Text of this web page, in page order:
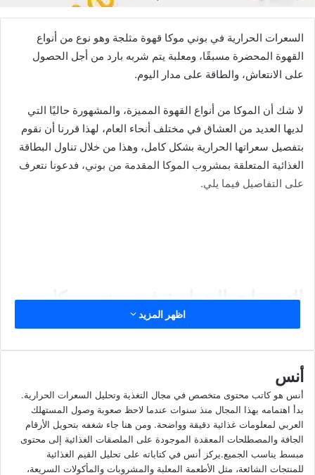
السعرات الحرارية في بوني موكا قهوة مثلجة وهو نوع من أنواع
القهوة المحضرة مسبقًا، ومعلبة يتم شربه بارد من أجل الحصول
على الانتعاش، والطاقة على مدار اليوم.
لا شك أن الموكا من أنواع القهوة المميزة، والمشهورة حاليًا التي
لديها العديد من العشاق في مختلف أنحاء العام، لهذا قررنا أن نقوم
بتفصيل سعراتها الحرارية بشكل كامل، وهذا من خلال تناول البطاقة
الغذائية المتعلقة بمشروب الموكا المقدمة من بوني، فدعونا نتعرف
على التفاصيل فيما يلي.
السعرات الحرارية في بوني موكا
قهوة مثلجة
تبلغ السعرات الحرارية في إجمالي عبوة كاملة بحجم 250 مل من
تلك الكمية ما بين دهون بمقدار 4.8 جرام لكامل العبوة، وهي
المقدار الأدنى من سعرات الماكروز، ثم بعد ذلك يأتي البروتين
بمقدار 7.5 جرام، وهي نسبة نوعًا ما جيدة نسبيًا، أما عندما يتعلق
الأمر بالكربوهيدرات، فهي تحتل النسبة الأعلى من سعرات الماكروز
بمقدار 25 جرام، وهذا يجعل المنتج يتضمن الكثير من الكربوهيدرات
اظهر المزيد
أنس
أنس هو كاتب محتوى متخصص في مجال التغذية وتحليل السعرات الحرارية.
بدأ اهتمامه بهذا المجال منذ سنوات عندما لاحظ صعوبة وصول المستهلك
العربي لمعلومات غذائية دقيقة وواضحة. ومن هنا جاء شغفه بتحويل الأرقام
الجافة والمصطلحات المعقدة الموجودة على الملصقات الغذائية إلى محتوى
مبسط يناسب الجميع.يركز أنس في كتاباته على تحليل القيم الغذائية
للمنتجات الشائعة، مثل الأطعمة المعلبة والمشروبات والمأكولات السريعة،